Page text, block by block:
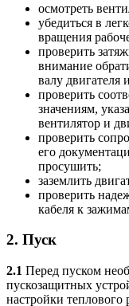
осмотреть
убедиться в
вращения
проверить
внимание
валу двигателя
проверить
значениям,
вентилятор и
проверить
его
просушить;
заземлить
проверить
кабеля к
2. Пуск
2.1 Перед пуском
пускозащитных
настройки